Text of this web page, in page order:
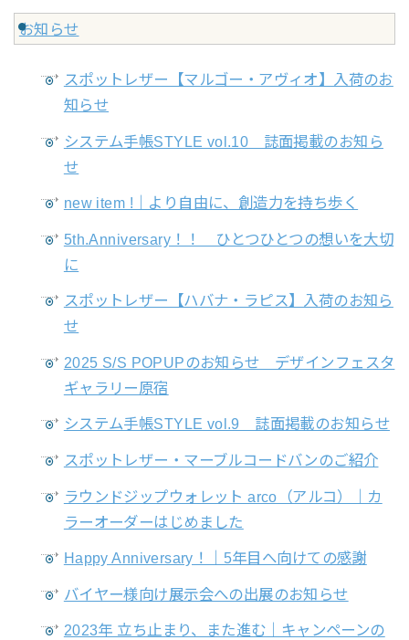
お知らせ
スポットレザー【マルゴー・アヴィオ】入荷のお
知らせ
システム手帳STYLE vol.10 誌面掲載のお知ら
せ
new item !｜より自由に、創造力を持ち歩く
5th.Anniversary！！ ひとつひとつの想いを大切
に
スポットレザー【ハバナ・ラピス】入荷のお知ら
せ
2025 S/S POPUPのお知らせ デザインフェスタ
ギャラリー原宿
システム手帳STYLE vol.9 誌面掲載のお知らせ
スポットレザー・マーブルコードバンのご紹介
ラウンドジップウォレット arco（アルコ）｜カ
ラーオーダーはじめました
Happy Anniversary！｜5年目へ向けての感謝
バイヤー様向け展示会への出展のお知らせ
2023年 立ち止まり、また進む｜キャンペーンの